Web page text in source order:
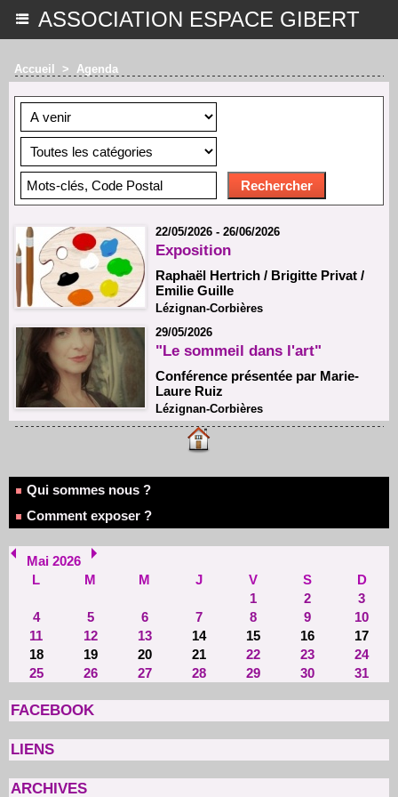
ASSOCIATION ESPACE GIBERT
Qui sommes nous ?
Comment exposer ?
Mai 2026
L
M M J V S
D
1
2
3
4
5 6 7 8 9
10
11
12 13 14 15 16
17
18
19 20 21 22 23
24
25
26 27 28 29 30 31
FACEBOOK
LIENS
ARCHIVES
Accueil > Agenda
22/05/2026 - 26/06/2026
Exposition
Raphaël Hertrich / Brigitte Privat /
Emilie Guille
Lézignan-Corbières
29/05/2026
"Le sommeil dans l'art"
Conférence présentée par Marie-
Laure Ruiz
Lézignan-Corbières